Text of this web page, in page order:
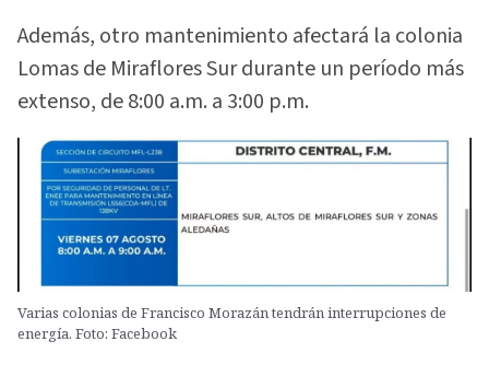
Además, otro mantenimiento afectará la colonia
Lomas de Miraflores Sur durante un período más
extenso, de 8:00 a.m. a 3:00 p.m.
Varias colonias de Francisco Morazán tendrán interrupciones de
energía. Foto: Facebook